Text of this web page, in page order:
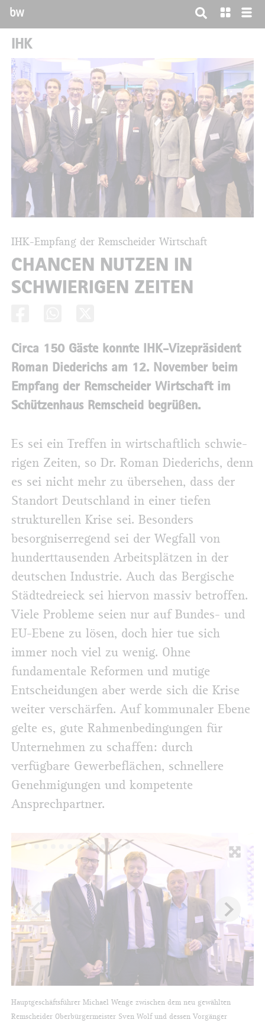
bw
IHK
IHK-Empfang der Remscheider Wirtschaft
CHANCEN NUTZEN IN
SCHWIERIGEN ZEITEN
Circa 150 Gäste konnte IHK-Vizepräsident
Roman Diederichs am 12. November beim
Empfang der Remscheider Wirtschaft im
Schützenhaus Remscheid begrüßen.
Es sei ein Treffen in wirtschaftlich schwie­
rigen Zeiten, so Dr. Roman Diederichs, denn
es sei nicht mehr zu übersehen, dass der
Standort Deutschland in einer tiefen
strukturellen Krise sei. Besonders
besorgniserregend sei der Wegfall von
hunderttausenden Arbeitsplätzen in der
deutschen Industrie. Auch das Bergische
Städtedreieck sei hiervon massiv betroffen.
Viele Probleme seien nur auf Bundes- und
EU-Ebene zu lösen, doch hier tue sich
immer noch viel zu wenig. Ohne
fundamentale Reformen und mutige
Entscheidungen aber werde sich die Krise
weiter verschärfen. Auf kommunaler Ebene
gelte es, gute Rahmenbedingungen für
Unternehmen zu schaffen: durch
verfügbare Gewerbeflächen, schnellere
Genehmigungen und kompetente
Ansprechpartner.
Hauptgeschäftsführer Michael Wenge zwischen dem neu gewählten
Remscheider Oberbürgermeister Sven Wolf und dessen Vorgänger